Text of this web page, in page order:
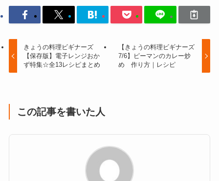
きょうの料理ビギナーズ
【保存版】電子レンジおか
ず特集☆全13レシピまとめ
【きょうの料理ビギナーズ
7/6】ピーマンのカレー炒
め 作り方｜レシピ
この記事を書いた人